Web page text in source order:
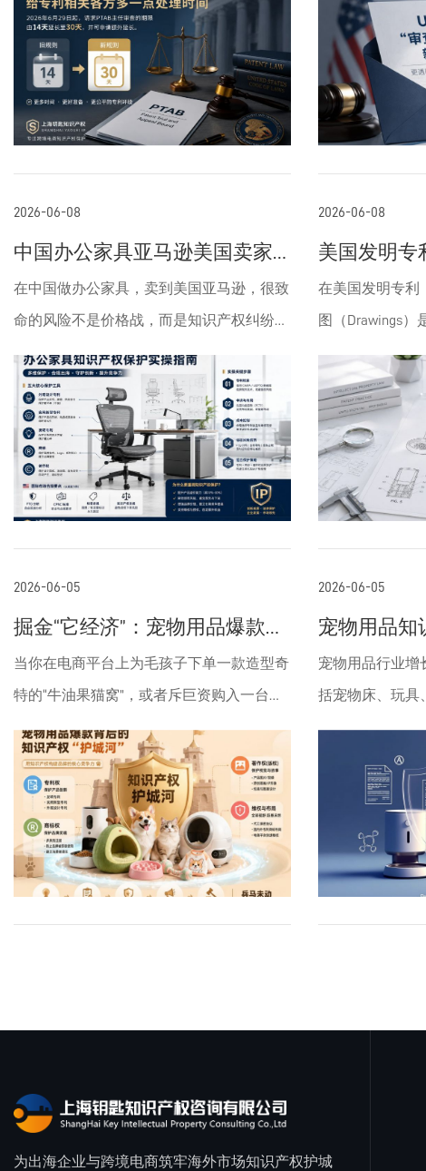
然听起来有点技术性，但对咱们在亚马逊上
卖货的卖家来说，其实挺实用的，尤其是在
处理专利纠纷的时候。简单说，2026年6月
29日，USPTO更新了PTAB（专利审判与上诉
委员会）的主任审查流程。以前，如果
口延长到了30天，而且在一些特殊情况下，
还可以再申请延长。听起来是不是挺抽象？
咱们用亚马逊卖家的视角来掰扯掰扯。很多
卖家在平台上卖着自己的产品，突然收到专
利侵权投诉，或者看到竞争对手用专利卡位
子，这时候PTAB的IPR程序就成了一个重要
工具——它能帮咱们挑战那些可能站不住脚
的专利，让产品继续正常销售。以前时间
紧，14天内要准备好请求材料，收集证据、
写理由，对不少中小卖家来说压力不小。现
在多出16天，意味着大家有更充裕的时间去
往靠供应链快、迭代快，如果一个专利挑战
被匆忙推进，可能会导致产品下架、库存积
压、甚至影响店铺评分。现在流程给了更多
缓冲，卖家在面对专利纠纷时，就能更从容
地应对：比如及时请求主任审查，看看有没
有滥用裁量权，或者重要法律问题需要更高
层把关。这不仅能帮咱们节省潜在的诉讼成
本，还能让专利保护的环境更公平一些——
正。作为卖家，咱们平时多关注这类官方动
态，早做准备，总比临时抱佛脚强。比如，
包的事儿。近
（USPTO）发
们提交的专利申
通知书”（
的试点项目。
正在或者打算布
儿，咱们今天就
你的核心利益。
在过去，咱们把
是处于“盲盒”状
反馈，咱们很难
有时候因为申请
审查员正式审查
不仅费时费力，
规，就是为了解
说，在审查员开
检查一下申请文
是准确的。如果
些步骤可以让你
亚马逊卖家有什
家怕什么？不就
一拖再拖、产品
因为专利保护没
次的新规，对咱
化：减少无谓
专利申请被驳
就提高了。节省
在亚马逊做生意
2026-06-08
中国办公家具亚马逊美国卖家
在中国做办公家具，卖到美国亚马逊，很致
命的风险不是价格战，而是知识产权纠纷导
致listing突然下架、库存砸手里、账号被
封。以下每一条都是直接影响你利润和生意
的实操要点。首先，设计专利是很大雷区。
美国USPTO的设计专利（Design Patent）只
保护产品“外观”，不保护功能。一把办公椅
的整体造型、椅背曲线、扶手细节、桌面边
利。抄袭或相似度高，收到投诉后亚马逊直
接下架，申诉成功率极低。核心利益：开发
新品前必须做美国设计专利检索，用USPTO
官网或PatentsView，输入产品关键词 +
“D6”分类（家具外观分类），看清现有保护
范围。避免“差不多就行”，差异必须明显到
普通消费者一眼能区分。第二，商标一定不
能省。 美国亚马逊要求Brand Registry基本
靠美国商标注册。你的品牌名、Logo、系列
名称（如“ErgoDesk”），必须在美国USPTO
尽早启动。核心利益：注册后能主动监控侵
2026-06-08
美国发明专
在美国发明专利
图（Drawings）
对于清晰揭示发
求以及通过审
37 CFR 1.84和
须满足严格的形
致申请被驳回
力。USPTO优先
费用，且必须证
明细节。所有绘
的标准纸张上，
米、左侧2.5厘米
米（37 CFR
皱，采用均匀的
或模糊图像。绘
示发明的所有必
现的每个技术
体现，并通过参
请文件中保持一
（sectional view
2026-06-05
掘金“它经济”：宠物用品爆款背
当你在电商平台上为毛孩子下单一款造型奇
特的“牛油果猫窝”，或者斥巨资购入一台全
自动智能猫砂盆时，你可能没有意识到，这
些令人心动的宠物用品背后，正上演着一场
看不见的商业博弈——知识产权（IP）之
战。近年来，“它经济”一路狂飙。从满足温
饱的猫粮，到精致的宠物汉服、智能伴侣机
器人，宠物用品的赛道越来越细分。然而，
些核心知识产权，以及品牌该如何为自己的
2026-06-05
宠物用品知
宠物用品行业增
括宠物床、玩具
具、智能喂食器
卖家维持竞争优
段，主要涉及
明专利、商标和
致亚马逊listing
请。中国外观设
为出海企业与跨境电商筑牢海外市场知识产权护城